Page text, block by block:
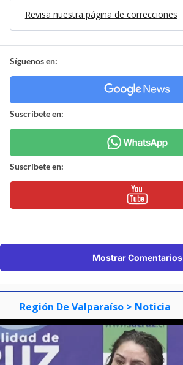
Revisa nuestra página de correcciones
Síguenos en:
Suscríbete en:
Suscríbete en:
Mostrar Comentarios
Región De Valparaíso > Noticia